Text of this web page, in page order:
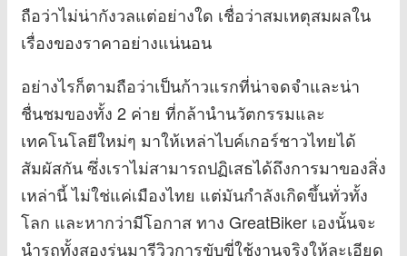
ถือว่าไม่น่ากังวลแต่อย่างใด เชื่อว่าสมเหตุสมผลใน
เรื่องของราคาอย่างแน่นอน
อย่างไรก็ตามถือว่าเป็นก้าวแรกที่น่าจดจำและน่า
ชื่นชมของทั้ง 2 ค่าย ที่กล้านำนวัตกรรมและ
เทคโนโลยีใหม่ๆ มาให้เหล่าไบค์เกอร์ชาวไทยได้
สัมผัสกัน ซึ่งเราไม่สามารถปฏิเสธได้ถึงการมาของสิ่ง
เหล่านี้ ไม่ใช่แค่เมืองไทย แต่มันกำลังเกิดขึ้นทั่วทั้ง
โลก และหากว่ามีโอกาส ทาง GreatBiker เองนั้นจะ
นำรถทั้งสองรุ่นมารีวิวการขับขี่ใช้งานจริงให้ละเอียด